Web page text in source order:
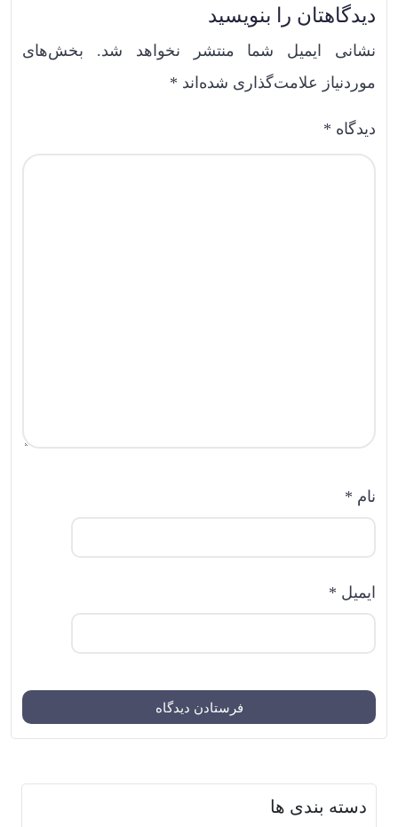
دیدگاهتان را بنویسید
نشانی ایمیل شما منتشر نخواهد شد.
بخش‌های
موردنیاز علامت‌گذاری شده‌اند *
دیدگاه *
نام *
ایمیل *
دسته بندی ها